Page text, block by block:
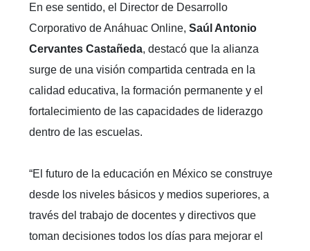
En ese sentido, el Director de Desarrollo
Corporativo de Anáhuac Online, Saúl Antonio
Cervantes Castañeda, destacó que la alianza
surge de una visión compartida centrada en la
calidad educativa, la formación permanente y el
fortalecimiento de las capacidades de liderazgo
dentro de las escuelas.
“El futuro de la educación en México se construye
desde los niveles básicos y medios superiores, a
través del trabajo de docentes y directivos que
toman decisiones todos los días para mejorar el